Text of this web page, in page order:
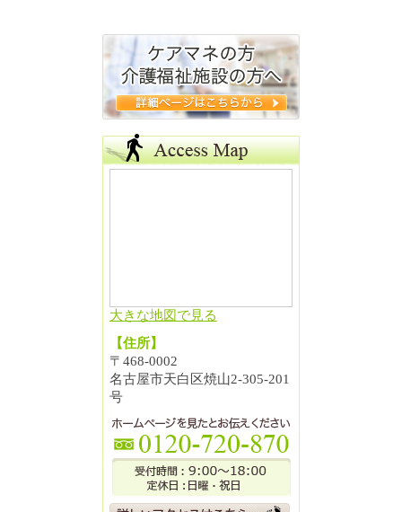
大きな地図で見る
【住所】
〒468-0002
名古屋市天白区焼山2-305-201
号